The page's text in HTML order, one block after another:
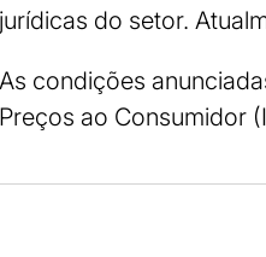
jurídicas do setor.
As condições
Preços ao Consumidor